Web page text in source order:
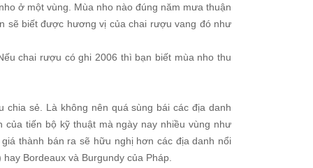
ở một vùng. Mùa nho nào đúng năm mưa thuận
sẽ biết được hương vị của chai rượu vang đó như
chai rượu có ghi 2006 thì bạn biết mùa nho thu
sẻ. Là không nên quá sùng bái các địa danh
tiến bộ kỹ thuật mà ngày nay nhiều vùng như
thành bán ra sẽ hữu nghị hơn các địa danh nổi
Bordeaux và Burgundy của Pháp.